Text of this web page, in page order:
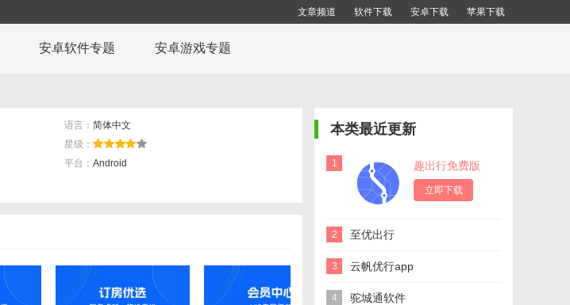
文章频道 软件下载 安卓下载 苹果下载
安卓软件专题 安卓游戏专题
语言： 简体中文
星级：
平台： Android
本类最近更新
1 趣出行免费版
立即下载
2 至优出行
3 云帆优行app
4 驼城通软件